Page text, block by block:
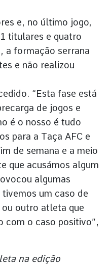
e, no último jogo,
titulares e quatro
a formação serrana
e não realizou
“Esta fase está
de jogos e
é o nosso é tudo
para a Taça AFC e
de semana e a meio
que acusámos algum
algumas
um caso de
outro atleta que
com o caso positivo”,
na edição